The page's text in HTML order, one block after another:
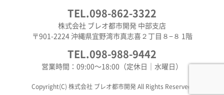
TEL.098-862-3322
株式会社 ブレオ都市開発 中部支店
〒901-2224 沖縄県宜野湾市真志喜２丁目８−８ 1階
TEL.098-988-9442
営業時間：09:00〜18:00（定休日｜水曜日）
Copyright(C) 株式会社 ブレオ都市開発 All Rights Reserved.